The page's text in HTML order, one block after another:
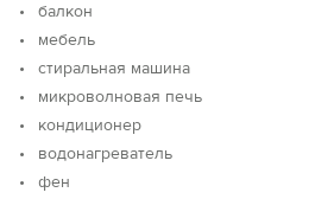
балкон
мебель
стиральная машина
микроволновая печь
кондиционер
водонагреватель
фен